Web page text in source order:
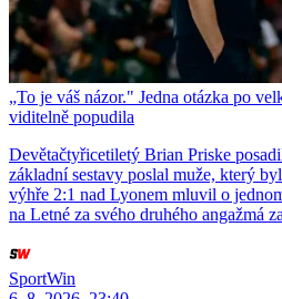
„To je váš názor." Jedna otázka po
viditelně popudila
Devětačtyřicetiletý Brian Priske
základní sestavy poslal muže, který
výhře 2:1 nad Lyonem mluvil o
na Letné za svého druhého angažmá
SportWin